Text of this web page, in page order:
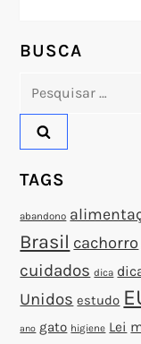
P
o
s
t
BUSCA
Pesquisar
TAGS
abandono
Brasil cachorro
cuidados dica
Unidos estudo
ano gato higiene Lei